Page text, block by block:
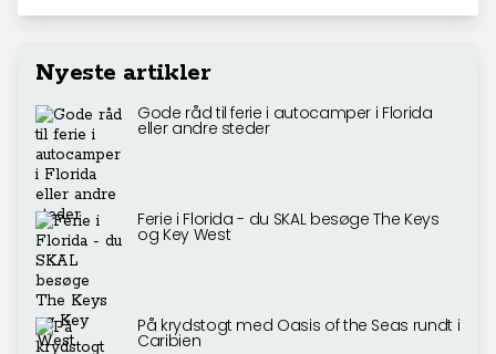
Nyeste artikler
Gode råd til ferie i autocamper i Florida
eller andre steder
Ferie i Florida - du SKAL besøge The Keys
og Key West
På krydstogt med Oasis of the Seas rundt i
Caribien